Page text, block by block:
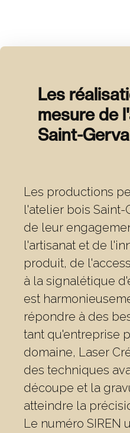
Les
mesure de
Saint-
Les productions
l'atelier bois
de leur
l'artisanat et de
produit, de
à la signalétique
est
répondre à des
tant qu'entreprise
domaine, Laser
des techniques
découpe et la
atteindre la
Le numéro SIREN